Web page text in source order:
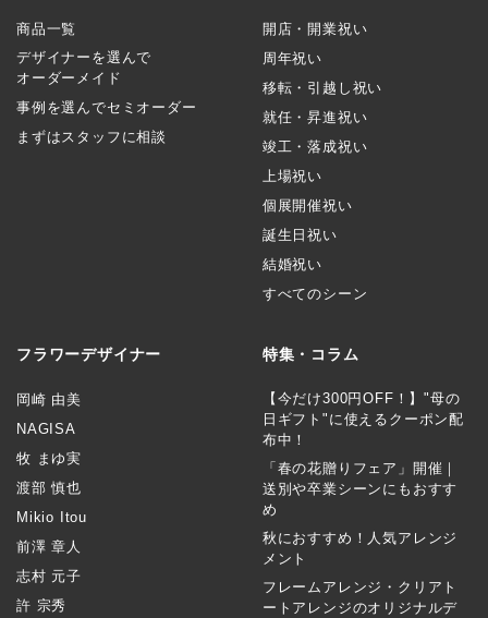
商品一覧
デザイナーを選んで
オーダーメイド
事例を選んでセミオーダー
まずはスタッフに相談
開店・開業祝い
周年祝い
移転・引越し祝い
就任・昇進祝い
竣工・落成祝い
上場祝い
個展開催祝い
誕生日祝い
結婚祝い
すべてのシーン
フラワーデザイナー
岡崎 由美
NAGISA
牧 まゆ実
渡部 慎也
Mikio Itou
前澤 章人
志村 元子
許 宗秀
特集・コラム
【今だけ300円OFF！】"母の
日ギフト"に使えるクーポン配
布中！
「春の花贈りフェア」開催｜
送別や卒業シーンにもおすす
め
秋におすすめ！人気アレンジ
メント
フレームアレンジ・クリアト
ートアレンジのオリジナルデ